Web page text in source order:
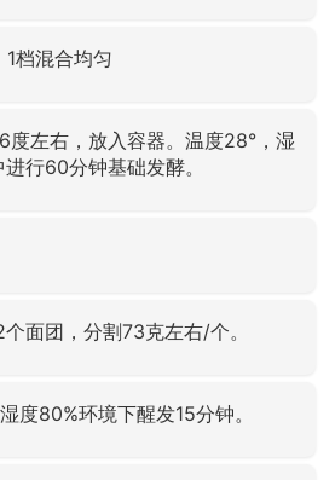
档混合均匀
度左右，放入容器。温度28°，湿
行60分钟基础发酵。
面团，分割73克左右/个。
度80%环境下醒发15分钟。